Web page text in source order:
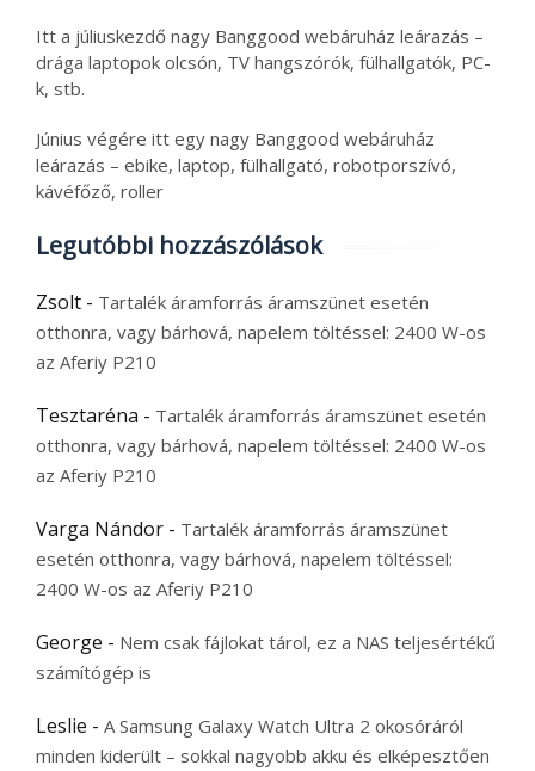
Itt a júliuskezdő nagy Banggood webáruház leárazás –
drága laptopok olcsón, TV hangszórók, fülhallgatók, PC-
k, stb.
Június végére itt egy nagy Banggood webáruház
leárazás – ebike, laptop, fülhallgató, robotporszívó,
kávéfőző, roller
Legutóbbi hozzászólások
Zsolt - Tartalék áramforrás áramszünet esetén
otthonra, vagy bárhová, napelem töltéssel: 2400 W-os
az Aferiy P210
Tesztaréna - Tartalék áramforrás áramszünet esetén
otthonra, vagy bárhová, napelem töltéssel: 2400 W-os
az Aferiy P210
Varga Nándor - Tartalék áramforrás áramszünet
esetén otthonra, vagy bárhová, napelem töltéssel:
2400 W-os az Aferiy P210
George - Nem csak fájlokat tárol, ez a NAS teljesértékű
számítógép is
Leslie - A Samsung Galaxy Watch Ultra 2 okosóráról
minden kiderült – sokkal nagyobb akku és elképesztően